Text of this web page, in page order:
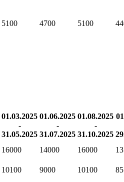
5100 4700 5100
01.03.2025
-
31.05.2025
01.06.2025
-
31.07.2025
01.08.2025
-
31.10.2025
16000 14000 16000
10100 9000 10100